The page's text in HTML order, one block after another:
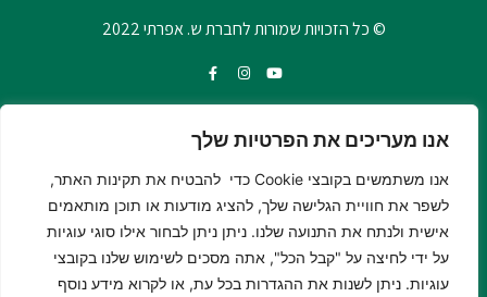
אנו מעריכים את הפרטיות שלך
אנו משתמשים בקובצי Cookie כדי להבטיח את תקינות האתר,
לשפר את חוויית הגלישה שלך, להציג מודעות או תוכן מותאמים
אישית ולנתח את התנועה שלנו. ניתן ניתן לבחור אילו סוגי עוגיות
על ידי לחיצה על "קבל הכל", אתה מסכים לשימוש שלנו בקובצי
עוגיות. ניתן לשנות את ההגדרות בכל עת, או לקרוא מידע נוסף
© כל הזכויות שמורות לחברת ש. אפרתי 2022